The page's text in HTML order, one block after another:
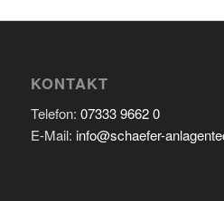
KONTAKT
Telefon: 07333 9662 0
E-Mail: info@schaefer-